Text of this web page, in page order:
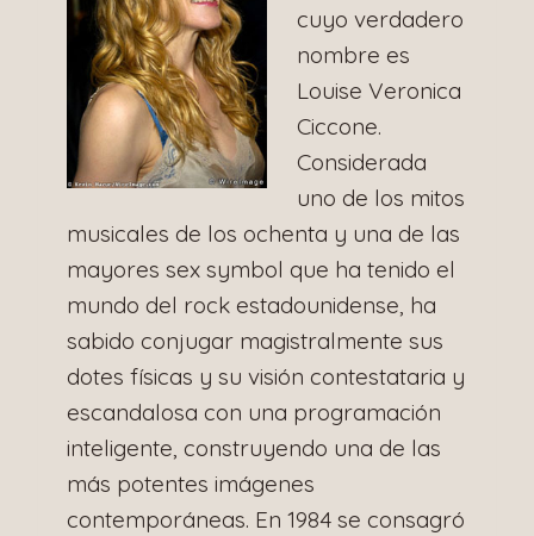
cuyo verdadero
nombre es
Louise Veronica
Ciccone.
Considerada
uno de los mitos
musicales de los ochenta y una de las
mayores sex symbol que ha tenido el
mundo del rock estadounidense, ha
sabido conjugar magistralmente sus
dotes físicas y su visión contestataria y
escandalosa con una programación
inteligente, construyendo una de las
más potentes imágenes
contemporáneas. En 1984 se consagró